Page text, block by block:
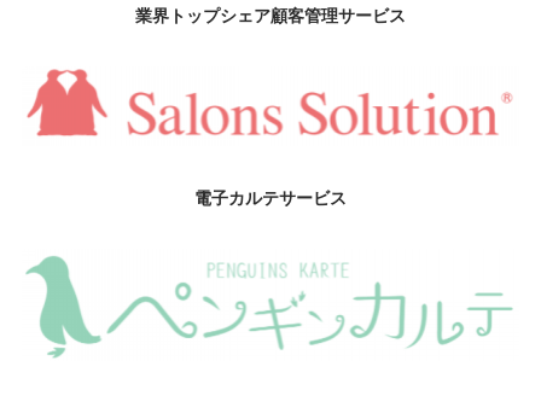
業界トップシェア顧客管理サービス
電子カルテサービス